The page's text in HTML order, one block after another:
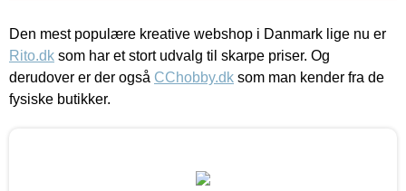
Den mest populære kreative webshop i Danmark lige nu er
Rito.dk som har et stort udvalg til skarpe priser. Og
derudover er der også CChobby.dk som man kender fra de
fysiske butikker.